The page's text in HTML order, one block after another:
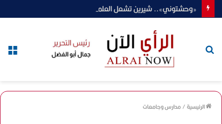
الرئيسية/مدارس وجامعات